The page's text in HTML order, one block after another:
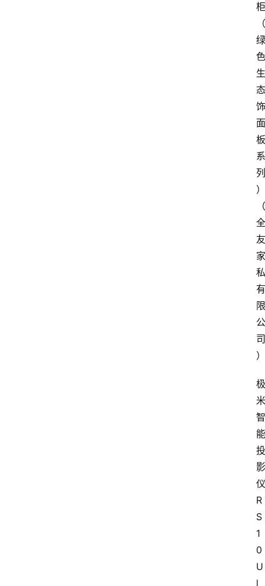
柜
（
绿
色
生
态
饰
面
板
系
列
）
（
全
友
家
私
有
限
公
司
）
极
米
智
能
投
影
仪
R
S
1
0
U
l